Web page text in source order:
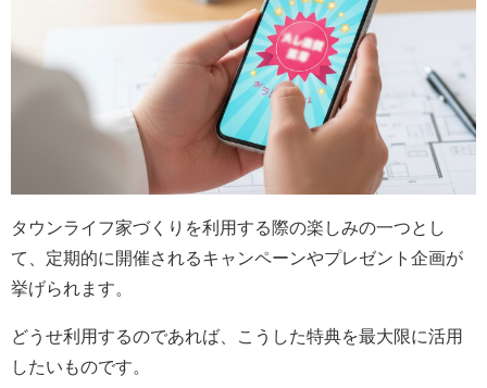
タウンライフ家づくりを利用する際の楽しみの一つとし
て、定期的に開催されるキャンペーンやプレゼント企画が
挙げられます。
どうせ利用するのであれば、こうした特典を最大限に活用
したいものです。